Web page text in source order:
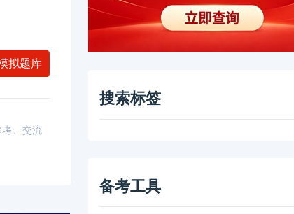
拟题库
考、交流
搜索标签
备考工具